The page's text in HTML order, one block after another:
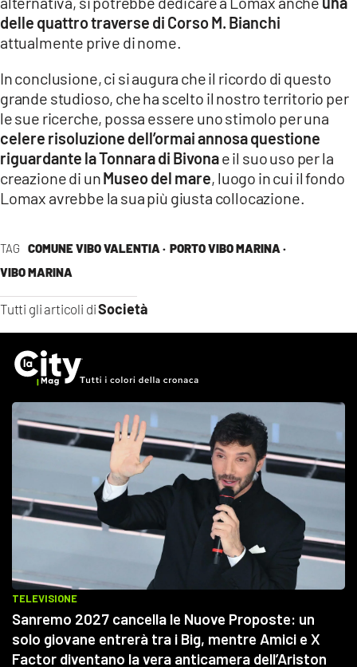
TAG COMUNE VIBO VALENTIA · PORTO VIBO MARINA ·
VIBO MARINA
Tutti gli articoli diSocietà
delle quattro traverse di Corso M. Bianchi
attualmente prive di nome.
In conclusione, ci si augura che il ricordo di questo
grande studioso, che ha scelto il nostro territorio per
le sue ricerche, possa essere uno stimolo per una
celere risoluzione dell’ormai annosa questione
riguardante la Tonnara di Bivonae il suo uso per la
creazione di unMuseo del mare, luogo in cui il fondo
Lomax avrebbe la sua più giusta collocazione.